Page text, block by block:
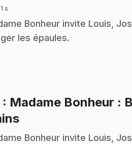
s
Bonheur invite Louis,
les épaules.
: Madame Bonheur :
.
Bonheur invite Louis,